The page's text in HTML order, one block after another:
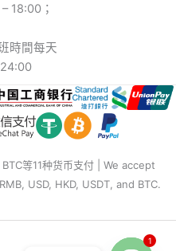
18:00；
時間每天
等11种货币支付 | We accept
USD, HKD, USDT, and BTC.
1